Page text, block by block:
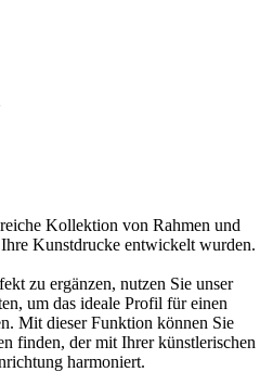
Kollektion von Rahmen und
Kunstdrucke entwickelt wurden.
zu ergänzen, nutzen Sie unser
um das ideale Profil für einen
Mit dieser Funktion können Sie
finden, der mit Ihrer künstlerischen
harmoniert.